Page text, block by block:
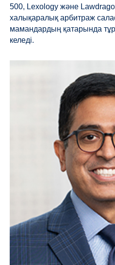
500, Lexology және
халықаралық арбитраж
мамандардың қатарында
келеді.